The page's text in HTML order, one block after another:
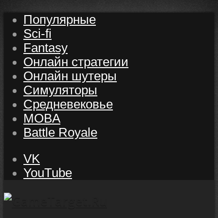
Популярные
Sci-fi
Fantasy
Онлайн стратегии
Онлайн шутеры
Симуляторы
Средневековье
MOBA
Battle Royale
VK
YouTube